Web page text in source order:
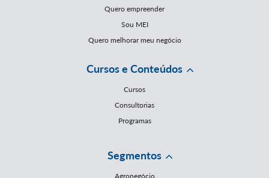
Quero empreender
Sou MEI
Quero melhorar meu negócio
Cursos e Conteúdos
Cursos
Consultorias
Programas
Segmentos
Agronegócio